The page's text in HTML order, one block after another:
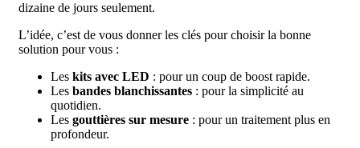
dizaine de jours seulement.
L’idée, c’est de vous donner les clés pour choisir la bonne
solution pour vous :
Les kits avec LED : pour un coup de boost rapide.
Les bandes blanchissantes : pour la simplicité au
quotidien.
Les gouttières sur mesure : pour un traitement plus en
profondeur.